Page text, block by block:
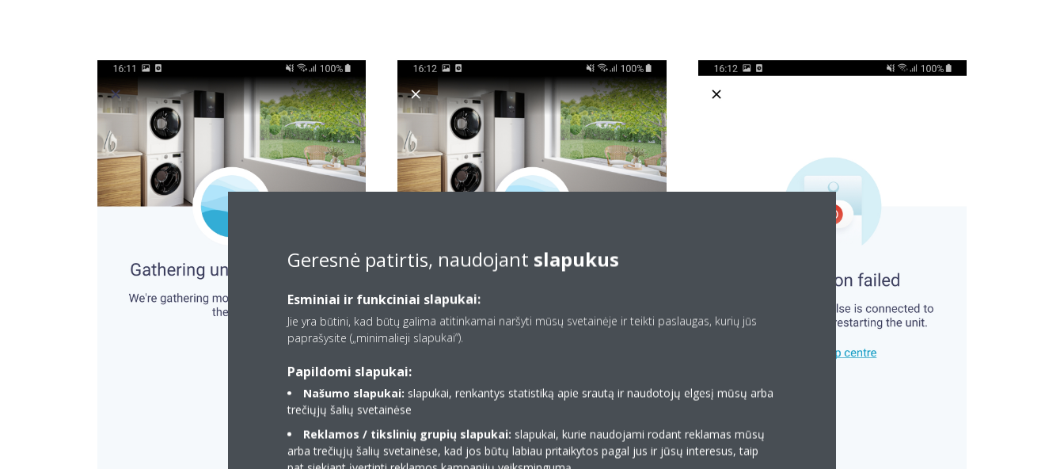
Geresnė patirtis, naudojant slapukus
Esminiai ir funkciniai slapukai:
Jie yra būtini, kad būtų galima atitinkamai naršyti mūsų svetainėje ir teikti paslaugas, kurių jūs
paprašysite („minimalieji slapukai“).
Papildomi slapukai:
Našumo slapukai: slapukai, renkantys statistiką apie srautą ir naudotojų elgesį mūsų arba
trečiųjų šalių svetainėse
Reklamos / tikslinių grupių slapukai: slapukai, kurie naudojami rodant reklamas mūsų
arba trečiųjų šalių svetainėse, kad jos būtų labiau pritaikytos pagal jus ir jūsų interesus, taip